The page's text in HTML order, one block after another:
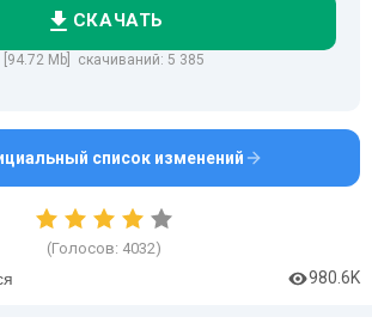
СКАЧАТЬ
[94.72 Mb] скачиваний: 5 385
список изменений
(Голосов: 4032)
980.6K